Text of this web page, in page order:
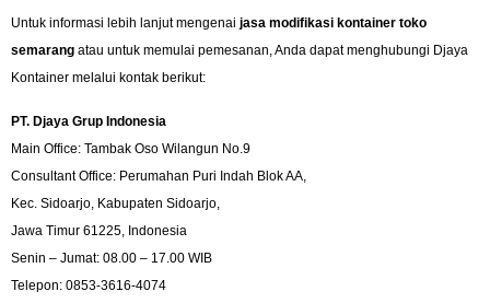
Untuk informasi lebih lanjut mengenai jasa modifikasi kontainer toko
semarang atau untuk memulai pemesanan, Anda dapat menghubungi Djaya
Kontainer melalui kontak berikut:
PT. Djaya Grup Indonesia
Main Office: Tambak Oso Wilangun No.9
Consultant Office: Perumahan Puri Indah Blok AA,
Kec. Sidoarjo, Kabupaten Sidoarjo,
Jawa Timur 61225, Indonesia
Senin – Jumat: 08.00 – 17.00 WIB
Telepon: 0853-3616-4074